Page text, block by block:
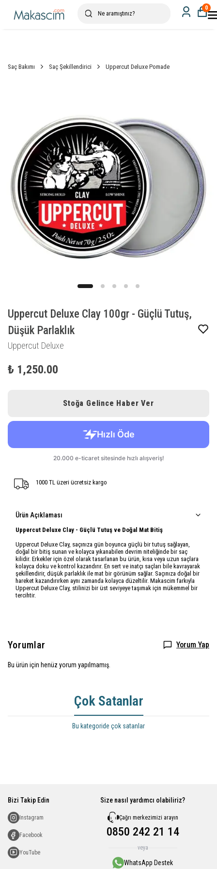
0
Saç Bakımı Saç Şekillendirici Uppercut Deluxe Pomade
Uppercut Deluxe
Uppercut Deluxe Clay 100gr - Güçlü Tutuş,
Düşük Parlaklık
₺ 1,250.00
Stoğa Gelince Haber Ver
1000 TL üzeri ücretsiz kargo
Ürün Açıklaması
Uppercut Deluxe Clay - Güçlü Tutuş ve Doğal Mat Bitiş
Uppercut Deluxe Clay, saçınıza gün boyunca güçlü bir tutuş sağlayan,
doğal bir bitiş sunan ve kolayca yıkanabilen devrim niteliğinde bir saç
kilidir. Erkekler için özel olarak tasarlanan bu ürün, kısa veya uzun saçlara
kolayca doku ve kontrol kazandırır. En sert ve inatçı saçları bile kavrayarak
şekillendirir, düşük parlaklık ile mat bir görünüm sağlar. Saçınıza doğal bir
hareket kazandırırken aynı zamanda kolayca düzeltilir. Makascim farkıyla
Uppercut Deluxe Clay, stilinizi bir üst seviyeye taşımak için mükemmel bir
tercihtir.
Yorumlar Yorum Yap
Bu ürün için henüz yorum yapılmamış.
Çok Satanlar
Bu kategoride çok satanlar
Bizi Takip Edin
Instagram
Facebook
YouTube
Size nasıl yardımcı olabiliriz?
Çağrı merkezimizi arayın
0850 242 21 14
veya
WhatsApp Destek